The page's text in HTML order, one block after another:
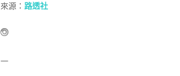
來源： 路透社
—